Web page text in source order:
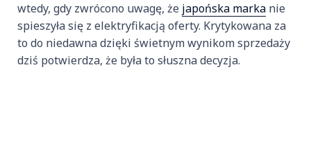
wtedy, gdy zwrócono uwagę, że japońska marka nie
spieszyła się z elektryfikacją oferty. Krytykowana za
to do niedawna dzięki świetnym wynikom sprzedaży
dziś potwierdza, że była to słuszna decyzja.